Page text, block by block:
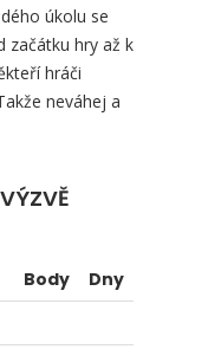
úkolu se
začátku hry až k
hráči
neváhej a
Body
Dny